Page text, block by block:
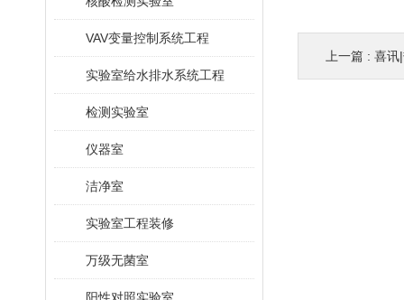
VAV变量控制系统工程
实验室给水排水系统工程
检测实验室
仪器室
洁净室
实验室工程装修
万级无菌室
上一篇 : 喜讯|